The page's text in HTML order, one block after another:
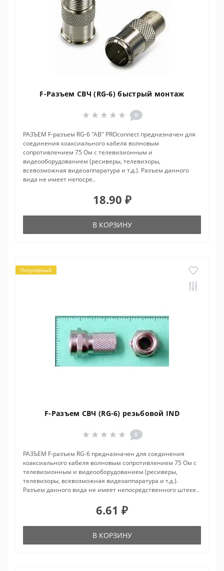
F-Разъем СВЧ (RG-6) быстрый монтаж
0
РАЗЪЕМ F-разъем RG-6 "AB" PROconnect предназначен для
соединения коаксиального кабеля волновым
сопротивлением 75 Ом с телевизионным и
видеооборудованием (ресиверы, телевизоры,
всевозможная видеоаппаратура и т.д.). Разъем данного
вида не имеет непосре..
18.90 ₽
В КОРЗИНУ
Популярный
F-Разъем СВЧ (RG-6) резьбовой IND
0
РАЗЪЕМ F-разъем RG-6 предназначен для соединения
коаксиального кабеля волновым сопротивлением 75 Ом с
телевизионным и видеооборудованием (ресиверы,
телевизоры, всевозможная видеоаппаратура и т.д.).
Разъем данного вида не имеет непосредственного штеке..
6.61 ₽
В КОРЗИНУ